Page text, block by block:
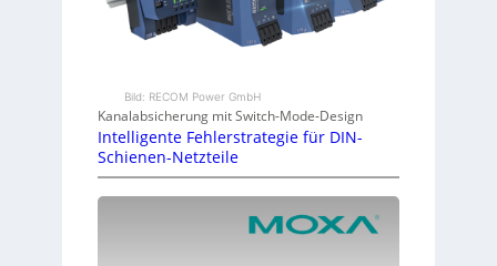
Bild: RECOM Power GmbH
Kanalabsicherung mit Switch-Mode-Design
Intelligente Fehlerstrategie für DIN-
Schienen-Netzteile